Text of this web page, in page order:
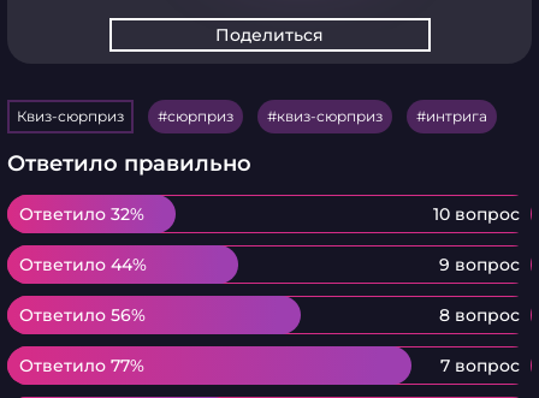
Поделиться
Квиз-сюрприз сюрприз квиз-сюрприз интрига
Ответило правильно
Ответило 32% 10 вопрос
Ответило 32%
Ответило 44% 9 вопрос
Ответило 44%
Ответило 56% 8 вопрос
Ответило 56%
Ответило 77% 7 вопрос
Ответило 77%